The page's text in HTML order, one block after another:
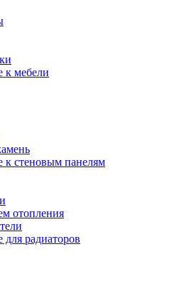
к мебели
стеновым панелям
отопления
радиаторов